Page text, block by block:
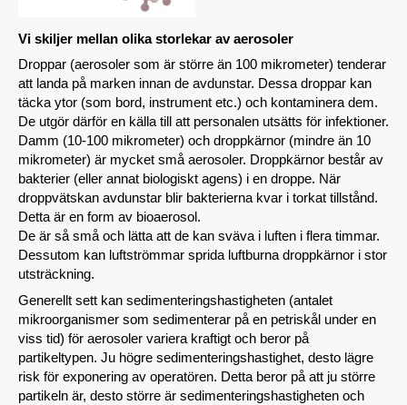
Vi skiljer mellan olika storlekar av aerosoler
Droppar (aerosoler som är större än 100 mikrometer) tenderar
att landa på marken innan de avdunstar. Dessa droppar kan
täcka ytor (som bord, instrument etc.) och kontaminera dem.
De utgör därför en källa till att personalen utsätts för infektioner.
Damm (10-100 mikrometer) och droppkärnor (mindre än 10
mikrometer) är mycket små aerosoler. Droppkärnor består av
bakterier (eller annat biologiskt agens) i en droppe. När
droppvätskan avdunstar blir bakterierna kvar i torkat tillstånd.
Detta är en form av bioaerosol.
De är så små och lätta att de kan sväva i luften i flera timmar.
Dessutom kan luftströmmar sprida luftburna droppkärnor i stor
utsträckning.
Generellt sett kan sedimenteringshastigheten (antalet
mikroorganismer som sedimenterar på en petriskål under en
viss tid) för aerosoler variera kraftigt och beror på
partikeltypen. Ju högre sedimenteringshastighet, desto lägre
risk för exponering av operatören. Detta beror på att ju större
partikeln är, desto större är sedimenteringshastigheten och